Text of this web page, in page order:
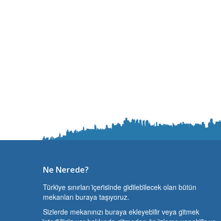
Ne Nerede?
Türki̇ye sınırları i̇çeri̇si̇nde gi̇di̇lebi̇lecek olan bütün
mekanları buraya taşıyoruz.
Si̇zlerde mekanınızı buraya ekleyebi̇li̇r veya gi̇tmek